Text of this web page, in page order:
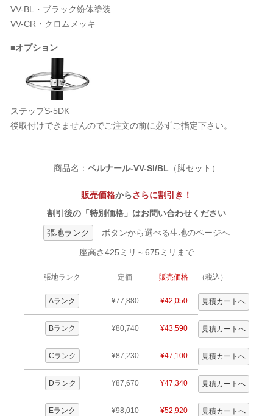
VV-BL・ブラック紛体塗装
VV-CR・クロムメッキ
■オプション
ステップS-5DK
後取付けできませんのでご注文の前に必ずご指定下さい。
商品名： ベルナール-VV-SI/BL （脚セット）
販売価格からさらに割引き！
割引後の「特別価格」はお問い合わせください
張地ランク
ボタンから選べる生地のページへ
座高さ425ミリ～675ミリまで
張地ランク 定価 販売価格 （税込）
Aランク ¥77,880 ¥42,050
Bランク ¥80,740 ¥43,590
Cランク ¥87,230 ¥47,100
Dランク ¥87,670 ¥47,340
Eランク ¥98,010 ¥52,920